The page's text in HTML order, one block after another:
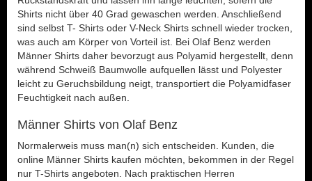
Shirts nicht über 40 Grad gewaschen werden. Anschließend
sind selbst T- Shirts oder V-Neck Shirts schnell wieder trocken,
was auch am Körper von Vorteil ist. Bei Olaf Benz werden
Männer Shirts daher bevorzugt aus Polyamid hergestellt, denn
während Schweiß Baumwolle aufquellen lässt und Polyester
leicht zu Geruchsbildung neigt, transportiert die Polyamidfaser
Feuchtigkeit nach außen.
Männer Shirts von Olaf Benz
Normalerweis muss man(n) sich entscheiden. Kunden, die
online Männer Shirts kaufen möchten, bekommen in der Regel
nur T-Shirts angeboten. Nach praktischen Herren